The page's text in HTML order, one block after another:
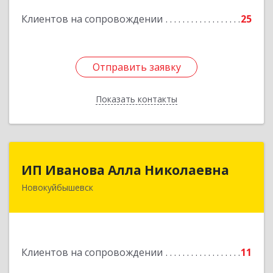
Клиентов на сопровождении 25
Отправить заявку
Показать контакты
Подробнее
Отправить заявку
Назад
ИП Иванова Алла Николаевна
Новокуйбышевск
Клиентов на сопровождении 11